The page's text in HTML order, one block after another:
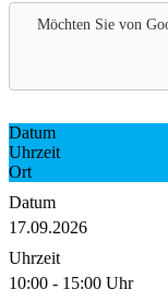
Möchten Sie von
Datum
Uhrzeit
Ort
Datum
17.09.2026
Uhrzeit
10:00 - 15:00 Uhr